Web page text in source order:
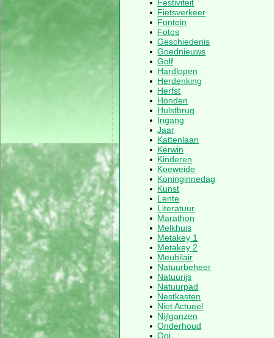
Festiviteit
Fietsverkeer
Fontein
Fotos
Geschiedenis
Goednieuws
Golf
Hardlopen
Herdenking
Herfst
Honden
Hulstbrug
Ingang
Jaar
Kattenlaan
Kerwin
Kinderen
Koeweide
Koninginnedag
Kunst
Lente
Literatuur
Marathon
Melkhuis
Metakey 1
Metakey 2
Meubilair
Natuurbeheer
Natuurijs
Natuurpad
Nestkasten
Niet Actueel
Nijlganzen
Onderhoud
Ooi